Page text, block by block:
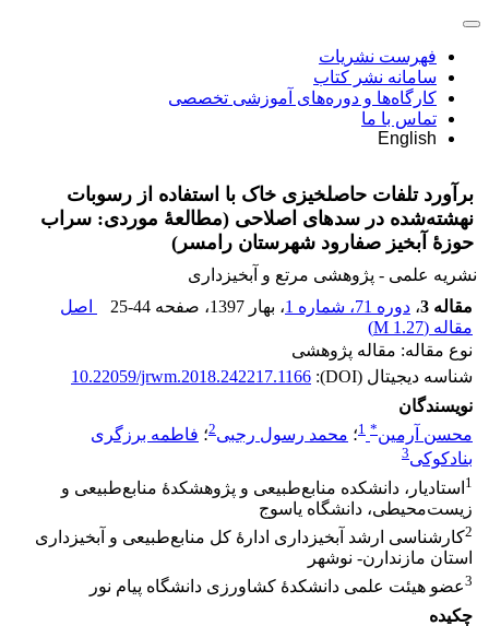
فهرست نشریات
سامانه نشر کتاب
کارگاه‌ها و دوره‌های آموزشی تخصصی
تماس با ما
English
برآورد تلفات حاصلخیزی خاک با استفاده از رسوبات
نهشته‌شده در سدهای اصلاحی (مطالعۀ موردی: سراب
حوزۀ آبخیز صفارود شهرستان رامسر)
نشریه علمی - پژوهشی مرتع و آبخیزداری
مقاله 3
، دوره 71، شماره 1 ، بهار 1397 ، صفحه 25-44
اصل
مقاله (1.27 M
)
نوع مقاله: مقاله پژوهشی
شناسه دیجیتال (DOI):
10.22059/jrwm.2018.242217.1166
نویسندگان
محسن آرمین*
1؛ محمد رسول رجبی2؛ فاطمه برزگری
بنادکوکی3
1 استادیار، دانشکده منابع‌طبیعی و پژوهشکدۀ منابع‌طبیعی و
زیست‌محیطی، دانشگاه یاسوج
2کارشناسی ارشد آبخیزداری ادارۀ کل منابع‌طبیعی و آبخیزداری
استان مازندارن- نوشهر
3عضو هیئت علمی دانشکدۀ کشاورزی دانشگاه پیام نور
چکیده